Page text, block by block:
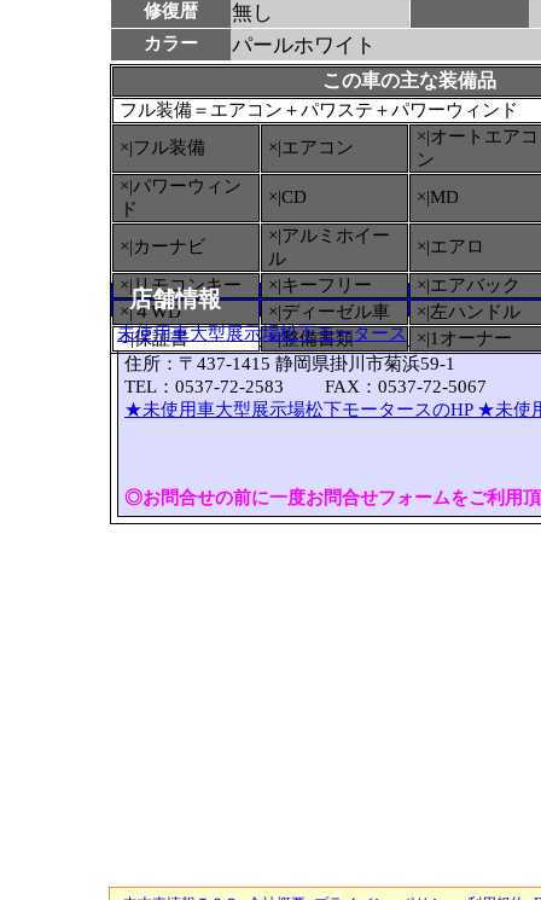
修復暦 無し
カラー パールホワイト
この車の主な装備品
フル装備＝エアコン＋パワステ＋パワーウィンド
×|フル装備
×|エアコン
×|オートエアコ
ン
×|パワーウィン
ド
×|CD ×|MD
×|カーナビ
×|アルミホイー
ル
×|エアロ
×|リモコンキー
×|キーフリー
×|エアバック
×|４WD
×|ディーゼル車
×|左ハンドル
○|保証書 ×|整備書類 ×|1オーナー
店舗情報
未使用車大型展示場松下モータース
住所：〒437-1415 静岡県掛川市菊浜59-1
TEL：0537-72-2583 FAX：0537-72-5067
★未使用車大型展示場松下モータースのHP ★未使
◎お問合せの前に一度お問合せフォームをご利用